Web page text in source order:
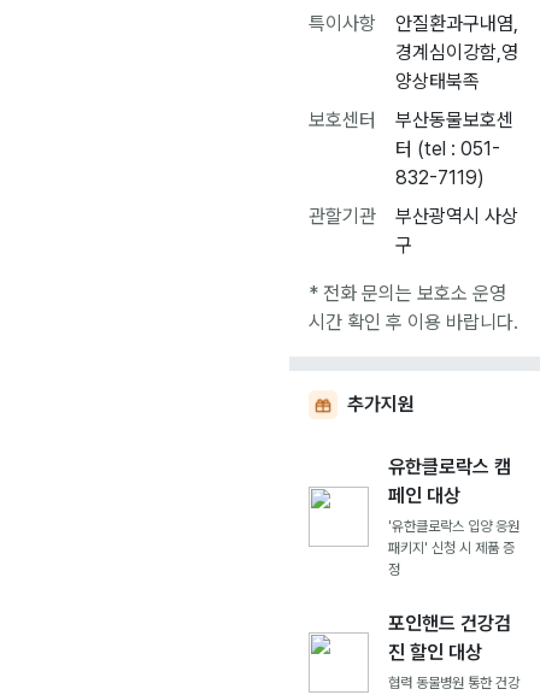
특이사항
안질환과구내염,
경계심이강함,영
양상태북족
보호센터
부산동물보호센
터 (tel : 051-
832-7119)
관할기관
부산광역시 사상
구
* 전화 문의는 보호소 운영
시간 확인 후 이용 바랍니다.
추가지원
유한클로락스 캠
페인 대상
'유한클로락스 입양 응원
패키지' 신청 시 제품 증
정
포인핸드 건강검
진 할인 대상
협력 동물병원 통한 건강